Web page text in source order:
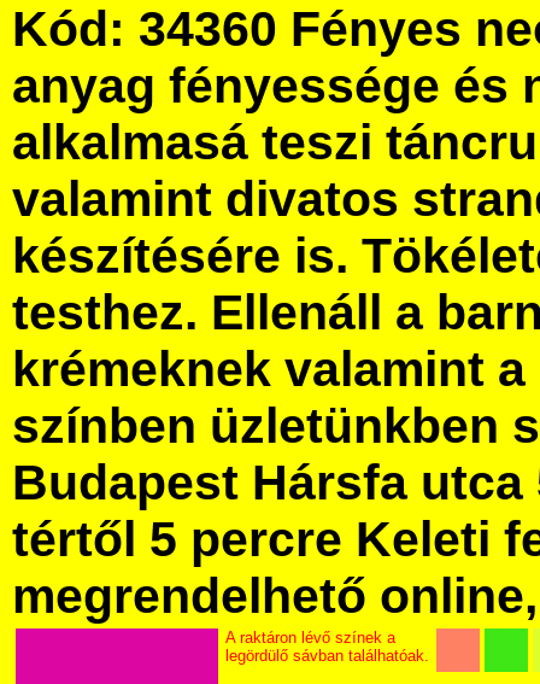
Kód: 34360 Fényes
anyag fényessége és
alkalmasá teszi
valamint divatos
készítésére is.
testhez. Ellenáll a
krémeknek valamint
színben üzletünkben
Budapest Hársfa utca
tértől 5 percre Keleti
megrendelhető
A raktáron lévő színek a
legördülő sávban találhatóak.